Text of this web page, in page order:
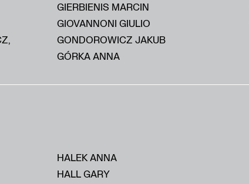
GIERBIENIS MARCIN
GIOVANNONI GIULIO
GONDOROWICZ JAKUB
GÓRKA ANNA
HALEK ANNA
HALL GARY